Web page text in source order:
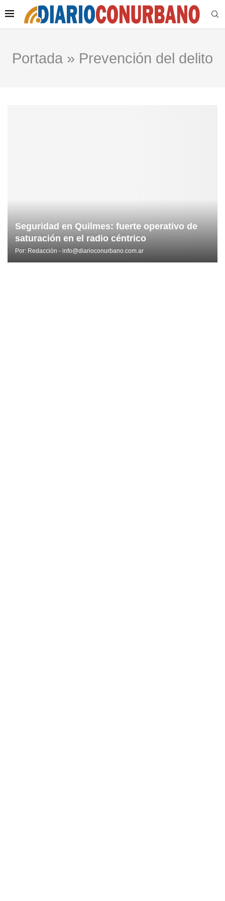
Portada » Prevención del delito
Seguridad en Quilmes: fuerte operativo de
saturación en el radio céntrico
Por: Redacción - info@diarioconurbano.com.ar